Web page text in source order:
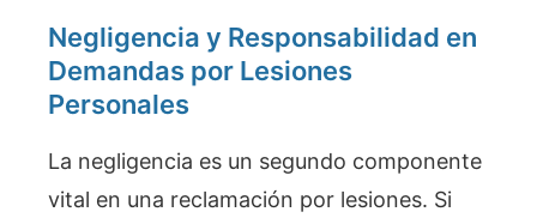
Negligencia y Responsabilidad en
Demandas por Lesiones
Personales
La negligencia es un segundo componente
vital en una reclamación por lesiones. Si